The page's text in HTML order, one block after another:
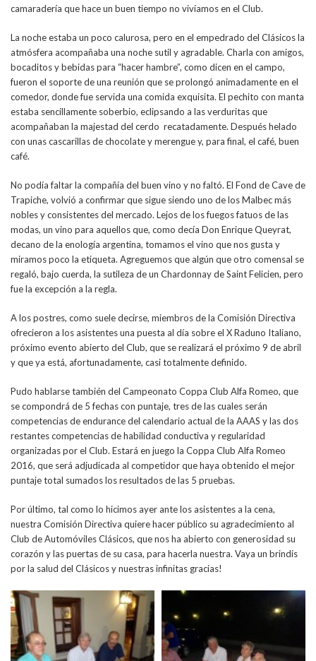
camaradería que hace un buen tiempo no vivíamos en el Club.
La noche estaba un poco calurosa, pero en el empedrado del Clásicos la
atmósfera acompañaba una noche sutil y agradable. Charla con amigos,
bocaditos y bebidas para “hacer hambre”, como dicen en el campo,
fueron el soporte de una reunión que se prolongó animadamente en el
comedor, donde fue servida una comida exquisita. El pechito con manta
estaba sencillamente soberbio, eclipsando a las verduritas que
acompañaban la majestad del cerdo recatadamente. Después helado
con unas cascarillas de chocolate y merengue y, para final, el café, buen
café.
No podía faltar la compañía del buen vino y no faltó. El Fond de Cave de
Trapiche, volvió a confirmar que sigue siendo uno de los Malbec más
nobles y consistentes del mercado. Lejos de los fuegos fatuos de las
modas, un vino para aquellos que, como decía Don Enrique Queyrat,
decano de la enología argentina, tomamos el vino que nos gusta y
miramos poco la etiqueta. Agreguemos que algún que otro comensal se
regaló, bajo cuerda, la sutileza de un Chardonnay de Saint Felicien, pero
fue la excepción a la regla.
A los postres, como suele decirse, miembros de la Comisión Directiva
ofrecieron a los asistentes una puesta al día sobre el X Raduno Italiano,
próximo evento abierto del Club, que se realizará el próximo 9 de abril
y que ya está, afortunadamente, casi totalmente definido.
Pudo hablarse también del Campeonato Coppa Club Alfa Romeo, que
se compondrá de 5 fechas con puntaje, tres de las cuales serán
competencias de endurance del calendario actual de la AAAS y las dos
restantes competencias de habilidad conductiva y regularidad
organizadas por el Club. Estará en juego la Coppa Club Alfa Romeo
2016, que será adjudicada al competidor que haya obtenido el mejor
puntaje total sumados los resultados de las 5 pruebas.
Por último, tal como lo hicimos ayer ante los asistentes a la cena,
nuestra Comisión Directiva quiere hacer público su agradecimiento al
Club de Automóviles Clásicos, que nos ha abierto con generosidad su
corazón y las puertas de su casa, para hacerla nuestra. Vaya un brindis
por la salud del Clásicos y nuestras infinitas gracias!